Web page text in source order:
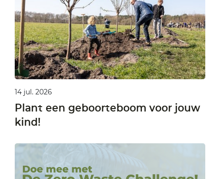
14 jul. 2026
Plant een geboorteboom voor jouw
kind!